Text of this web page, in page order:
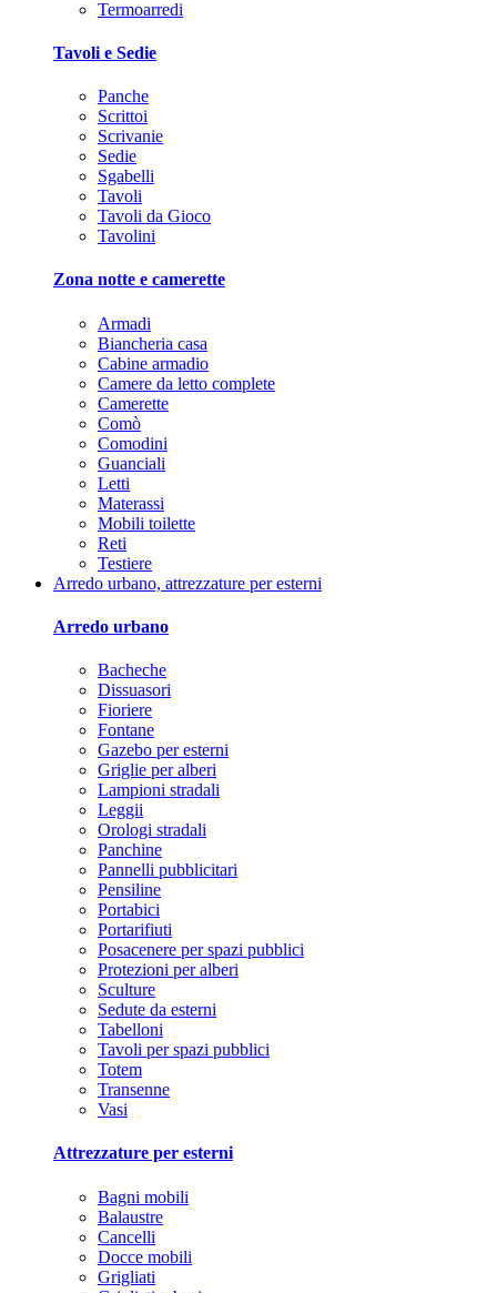
Termoarredi
Tavoli e Sedie
Panche
Scrittoi
Scrivanie
Sedie
Sgabelli
Tavoli
Tavoli da Gioco
Tavolini
Zona notte e camerette
Armadi
Biancheria casa
Cabine armadio
Camere da letto complete
Camerette
Comò
Comodini
Guanciali
Letti
Materassi
Mobili toilette
Reti
Testiere
Arredo urbano, attrezzature per esterni
Arredo urbano
Bacheche
Dissuasori
Fioriere
Fontane
Gazebo per esterni
Griglie per alberi
Lampioni stradali
Leggii
Orologi stradali
Panchine
Pannelli pubblicitari
Pensiline
Portabici
Portarifiuti
Posacenere per spazi pubblici
Protezioni per alberi
Sculture
Sedute da esterni
Tabelloni
Tavoli per spazi pubblici
Totem
Transenne
Vasi
Attrezzature per esterni
Bagni mobili
Balaustre
Cancelli
Docce mobili
Grigliati